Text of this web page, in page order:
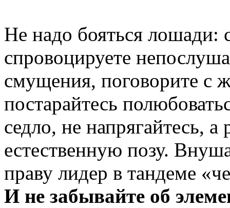
Не надо бояться лошади:
спровоцируете
смущения, поговорите с
постарайтесь
седло, не напрягайтесь, а
естественную позу.
праву лидер в тандеме
И не забывайте об